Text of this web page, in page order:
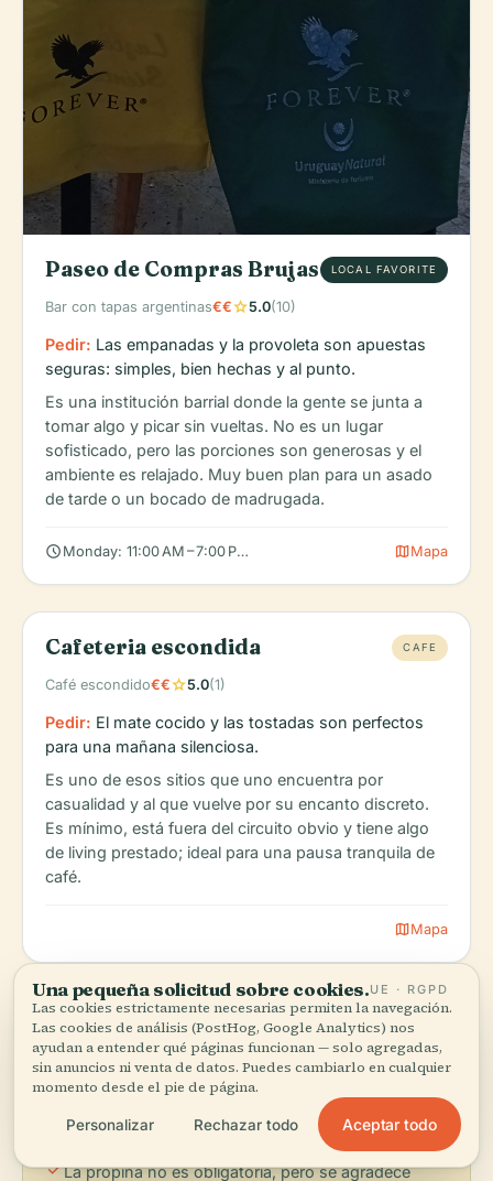
Paseo de Compras Brujas LOCAL FAVORITE
Bar con tapas argentinas€€star5.0(10)
Pedir: Las empanadas y la provoleta son apuestas
seguras: simples, bien hechas y al punto.
Es una institución barrial donde la gente se junta a
tomar algo y picar sin vueltas. No es un lugar
sofisticado, pero las porciones son generosas y el
ambiente es relajado. Muy buen plan para un asado
de tarde o un bocado de madrugada.
schedule Monday: 11:00 AM – 7:00 PM, Tuesday: 11:00 AM – 7:00 PM,
mapMapa
Cafeteria escondida CAFE
Café escondido€€star5.0(1)
Pedir: El mate cocido y las tostadas son perfectos
para una mañana silenciosa.
Es uno de esos sitios que uno encuentra por
casualidad y al que vuelve por su encanto discreto.
Es mínimo, está fuera del circuito obvio y tiene algo
de living prestado; ideal para una pausa tranquila de
café.
mapMapa
infoConsejos gastronómicos
check En Argentina se cena tarde: no espere mesas
En muchos lugares sigue mandando el efectivo,
sobre todo en cafés y bares chicos.
checkLa propina no es obligatoria, pero se agradece
Una pequeña solicitud sobre cookies.UE · RGPD
Las cookies estrictamente necesarias permiten la navegación.
Las cookies de análisis (PostHog, Google Analytics) nos
ayudan a entender qué páginas funcionan — solo agregadas,
sin anuncios ni venta de datos. Puedes cambiarlo en cualquier
momento desde el pie de página.
Personalizar Rechazar todo Aceptar todo